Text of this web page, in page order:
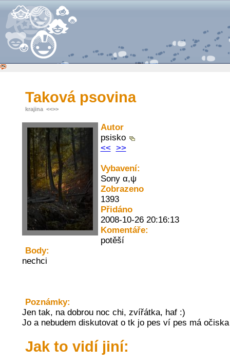
Taková psovina
krajina <<>>
Autor
psisko
<< >>
Vybavení:
Sony α,ψ
Zobrazeno
1393
Přidáno
2008-10-26 20:16:13
Komentáře:
potěší
Body:
nechci
Poznámky:
Jen tak, na dobrou noc chi, zvířátka, haf :)
Jo a nebudem diskutovat o tk jo pes ví pes má
Jak to vidí jiní: